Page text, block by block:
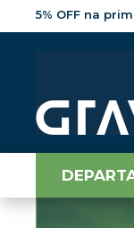
5% OFF na